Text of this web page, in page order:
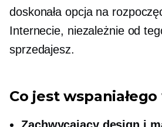
doskonała opcja na
Internecie, niezależnie od
sprzedajesz.
Co jest